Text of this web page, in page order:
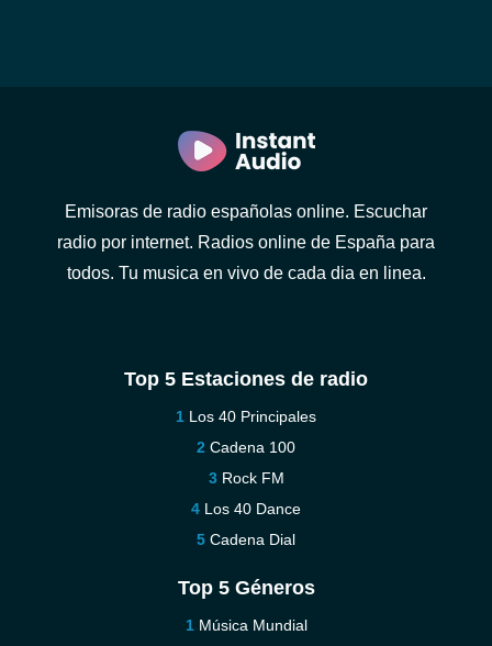
Emisoras de radio españolas online. Escuchar
radio por internet. Radios online de España para
todos. Tu musica en vivo de cada dia en linea.
Top 5 Estaciones de radio
Los 40 Principales
Cadena 100
Rock FM
Los 40 Dance
Cadena Dial
Top 5 Géneros
Música Mundial